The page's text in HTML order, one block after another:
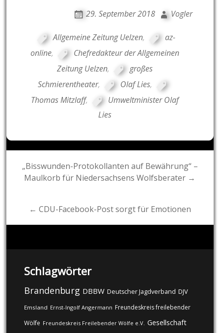
29. September 2018 Vogler
Allgemeine Zeitung Uelzen,
az-
online,
Chefredakteur der Allgemeinen
Zeitung Uelzen,
großes
Schmierentheater, Olaf Lies,
Thomas Mitzlaff,
Umweltminister Olaf
Lies
Post
navigation
„Bisswunden-Protokollanten auf Bewährung“ –
Maulkorb für Niedersachsens Wolfsberater →
← CDU-Facebook-Post sorgt für Emotionen
Schlagwörter
Brandenburg DBBW Deutscher Jagdverband DJV
Emsland Ernst-Ingolf Angermann Freundeskreis freilebender
Wölfe Freundeskreis Freilebender Wölfe e.V. Gesellschaft